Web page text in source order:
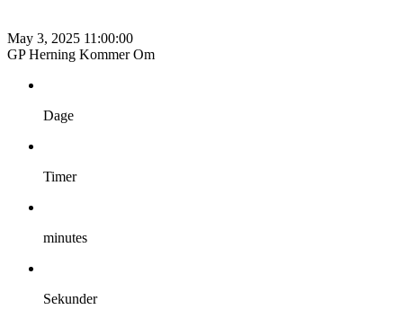
May 3, 2025 11:00:00
GP Herning Kommer Om
Dage
Timer
minutes
Sekunder